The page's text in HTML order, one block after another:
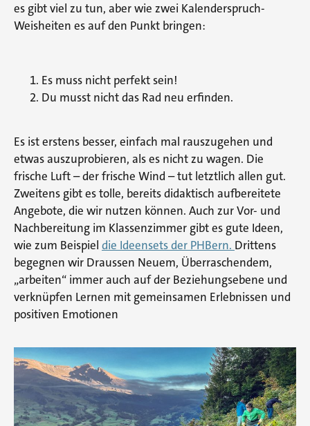
es gibt viel zu tun, aber wie zwei Kalenderspruch-
Weisheiten es auf den Punkt bringen:
Es muss nicht perfekt sein!
Du musst nicht das Rad neu erfinden.
Es ist erstens besser, einfach mal rauszugehen und
etwas auszuprobieren, als es nicht zu wagen. Die
frische Luft – der frische Wind – tut letztlich allen gut.
Zweitens gibt es tolle, bereits didaktisch aufbereitete
Angebote, die wir nutzen können. Auch zur Vor- und
Nachbereitung im Klassenzimmer gibt es gute Ideen,
wie zum Beispiel die Ideensets der PHBern. Drittens
begegnen wir Draussen Neuem, Überraschendem,
„arbeiten“ immer auch auf der Beziehungsebene und
verknüpfen Lernen mit gemeinsamen Erlebnissen und
positiven Emotionen